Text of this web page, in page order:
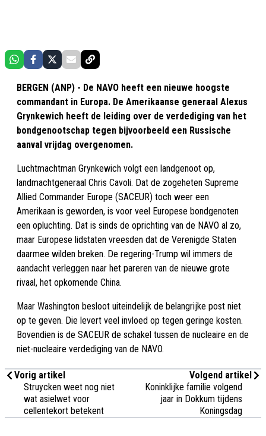
BERGEN (ANP) - De NAVO heeft een nieuwe hoogste
commandant in Europa. De Amerikaanse generaal Alexus
Grynkewich heeft de leiding over de verdediging van het
bondgenootschap tegen bijvoorbeeld een Russische
aanval vrijdag overgenomen.
Luchtmachtman Grynkewich volgt een landgenoot op,
landmachtgeneraal Chris Cavoli. Dat de zogeheten Supreme
Allied Commander Europe (SACEUR) toch weer een
Amerikaan is geworden, is voor veel Europese bondgenoten
een opluchting. Dat is sinds de oprichting van de NAVO al zo,
maar Europese lidstaten vreesden dat de Verenigde Staten
daarmee wilden breken. De regering-Trump wil immers de
aandacht verleggen naar het pareren van de nieuwe grote
rivaal, het opkomende China.
Maar Washington besloot uiteindelijk de belangrijke post niet
op te geven. Die levert veel invloed op tegen geringe kosten.
Bovendien is de SACEUR de schakel tussen de nucleaire en de
niet-nucleaire verdediging van de NAVO.
Vorig artikel
Struycken weet nog niet
wat asielwet voor
cellentekort betekent
Volgend artikel
Koninklijke familie volgend
jaar in Dokkum tijdens
Koningsdag